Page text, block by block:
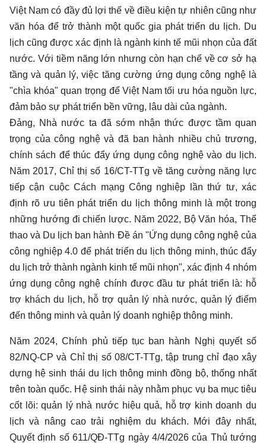
Việt Nam có đầy đủ lợi thế về điều kiện tự nhiên cũng như
văn hóa để trở thành một quốc gia phát triển du lịch. Du
lịch cũng được xác định là ngành kinh tế mũi nhọn của đất
nước. Với tiềm năng lớn nhưng còn hạn chế về cơ sở hạ
tầng và quản lý, việc tăng cường ứng dụng công nghệ là
"chìa khóa" quan trọng để Việt Nam tối ưu hóa nguồn lực,
đảm bảo sự phát triển bền vững, lâu dài của ngành.
Đảng, Nhà nước ta đã sớm nhận thức được tầm quan
trọng của công nghệ và đã ban hành nhiều chủ trương,
chính sách để thúc đẩy ứng dụng công nghệ vào du lịch.
Năm 2017, Chỉ thị số 16/CT-TTg về tăng cường năng lực
tiếp cận cuộc Cách mạng Công nghiệp lần thứ tư, xác
định rõ ưu tiên phát triển du lịch thông minh là một trong
những hướng đi chiến lược. Năm 2022, Bộ Văn hóa, Thể
thao và Du lịch ban hành Đề án "Ứng dụng công nghệ của
công nghiệp 4.0 để phát triển du lịch thông minh, thúc đẩy
du lịch trở thành ngành kinh tế mũi nhọn", xác định 4 nhóm
ứng dụng công nghệ chính được đầu tư phát triển là: hỗ
trợ khách du lịch, hỗ trợ quản lý nhà nước, quản lý điểm
đến thông minh và quản lý doanh nghiệp thông minh.
Năm 2024, Chính phủ tiếp tục ban hành Nghị quyết số
82/NQ-CP và Chỉ thị số 08/CT-TTg, tập trung chỉ đạo xây
dựng hệ sinh thái du lịch thông minh đồng bộ, thống nhất
trên toàn quốc. Hệ sinh thái này nhằm phục vụ ba mục tiêu
cốt lõi: quản lý nhà nước hiệu quả, hỗ trợ kinh doanh du
lịch và nâng cao trải nghiệm du khách. Mới đây nhất,
Quyết định số 611/QĐ-TTg ngày 4/4/2026 của Thủ tướng